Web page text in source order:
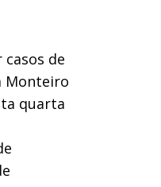
de
Monteiro
quarta